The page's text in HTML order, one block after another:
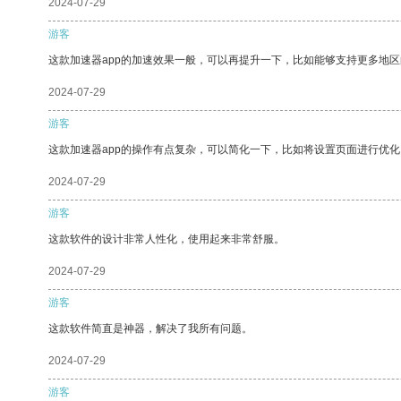
2024-07-29
游客
这款加速器app的加速效果一般，可以再提升一下，比如能够支持更多地区
2024-07-29
游客
这款加速器app的操作有点复杂，可以简化一下，比如将设置页面进行优化
2024-07-29
游客
这款软件的设计非常人性化，使用起来非常舒服。
2024-07-29
游客
这款软件简直是神器，解决了我所有问题。
2024-07-29
游客